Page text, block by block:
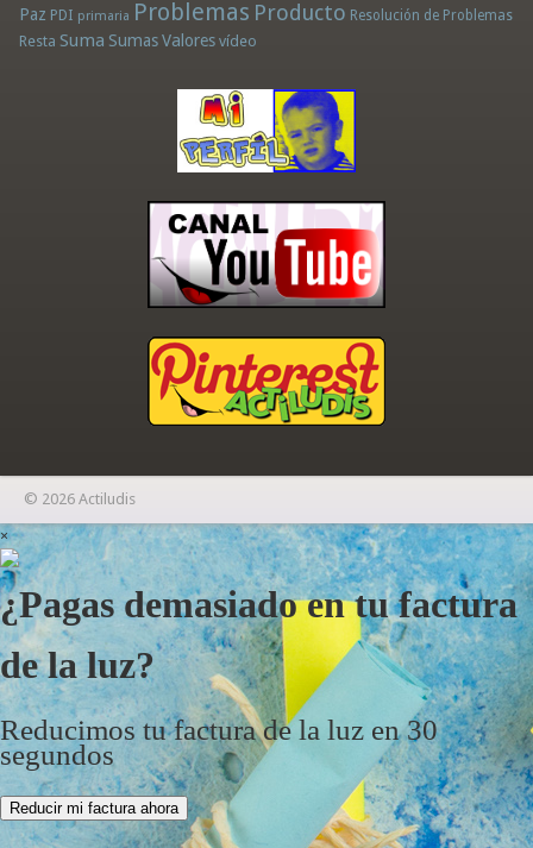
Paz PDI primaria Problemas Producto Resolución de Problemas
Resta Suma Sumas Valores vídeo
© 2026 Actiludis
×
¿Pagas demasiado en tu factura
de la luz?
Reducimos tu factura de la luz en 30
segundos
Reducir mi factura ahora